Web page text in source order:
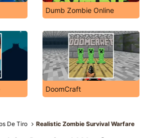
Dumb Zombie Online
DoomCraft
De Tiro Realistic Zombie Survival Warfare